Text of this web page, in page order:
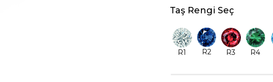
Taş Rengi Seç
R1 R2 R3 R4